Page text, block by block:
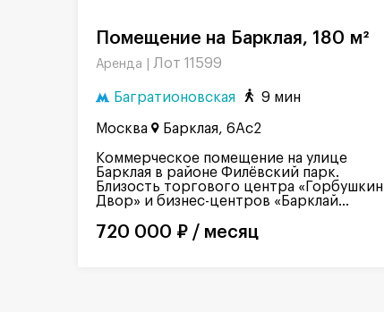
Помещение на Барклая, 180 м²
Аренда | Лот 11599
Багратионовская 9 мин
Москва Барклая, 6Ас2
Коммерческое помещение на улице
Барклая в районе Филёвский парк.
Близость торгового центра «Горбушкин
Двор» и бизнес-центров «Барклай...
720 000 ₽ / месяц